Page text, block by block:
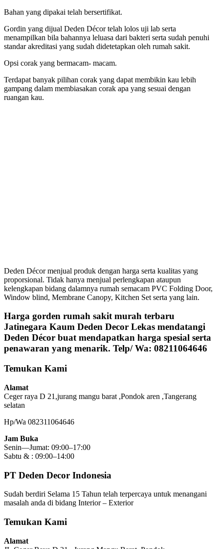
Bahan yang dipakai telah bersertifikat.
Gordin yang dijual Deden Décor telah lolos uji lab serta
menampilkan bila bahannya leluasa dari bakteri serta sudah penuhi
standar akreditasi yang sudah didetetapkan oleh rumah sakit.
Opsi corak yang bermacam- macam.
Terdapat banyak pilihan corak yang dapat membikin kau lebih
gampang dalam membiasakan corak apa yang sesuai dengan
ruangan kau.
Deden Décor menjual produk dengan harga serta kualitas yang
proporsional. Tidak hanya menjual perlengkapan ataupun
kelengkapan bidang dalamnya rumah semacam PVC Folding Door,
Window blind, Membrane Canopy, Kitchen Set serta yang lain.
Harga gorden rumah sakit murah terbaru
Jatinegara Kaum Deden Decor Lekas mendatangi
Deden Décor buat mendapatkan harga spesial serta
penawaran yang menarik. Telp/ Wa: 08211064646
Temukan Kami
Alamat
Ceger raya D 21,jurang mangu barat ,Pondok aren ,Tangerang
selatan
Hp/Wa 082311064646
Jam Buka
Senin—Jumat: 09:00–17:00
Sabtu & : 09:00–14:00
PT Deden Decor Indonesia
Sudah berdiri Selama 15 Tahun telah terpercaya untuk menangani
masalah anda di bidang Interior – Exterior
Temukan Kami
Alamat